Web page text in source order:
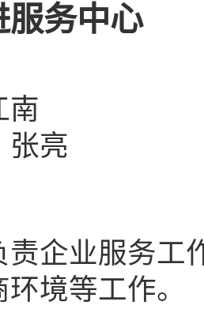
服务中心
南
张亮
责企业服务
境等工作。